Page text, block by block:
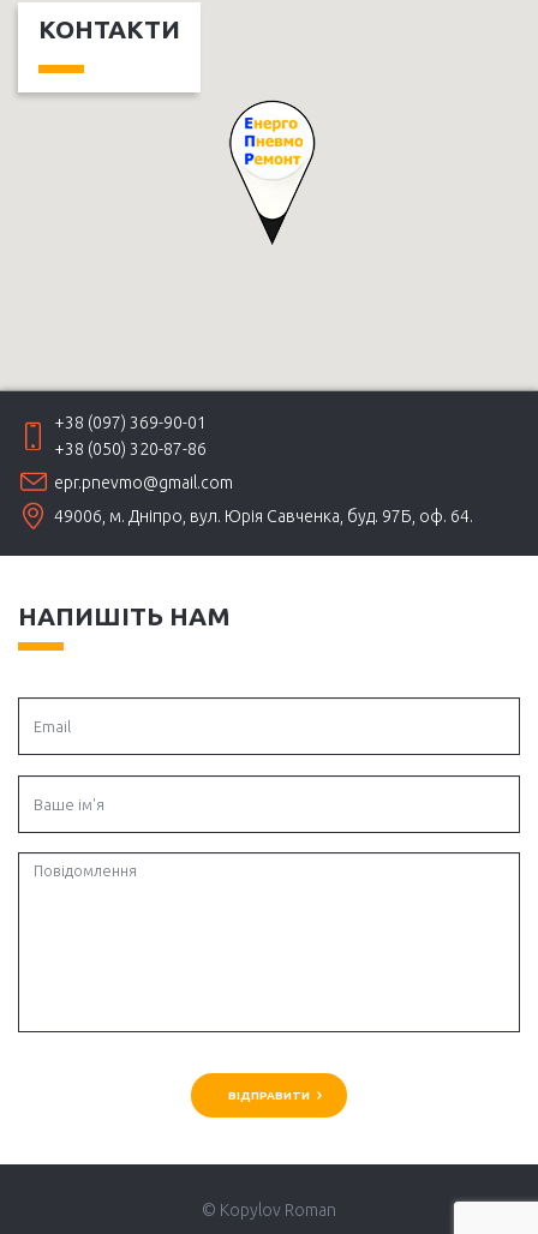
КОНТАКТИ
+38 (097) 369-90-01
+38 (050) 320-87-86
epr.pnevmo@gmail.com
49006, м. Дніпро, вул. Юрія Савченка, буд. 97Б, оф. 64.
НАПИШІТЬ НАМ
© Kopylov Roman